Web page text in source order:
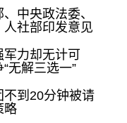
中央政法委、
社部印发意见
力却无计可
无解三选一”
到20分钟被请
略